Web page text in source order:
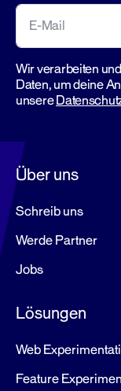
Wir verarbeiten
Daten, um deine
unsere
Über uns
Schreib uns
Werde Partner
Jobs
Lösungen
Web
Feature